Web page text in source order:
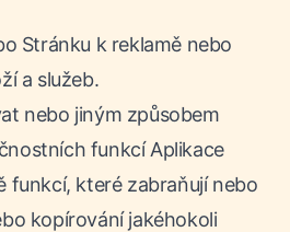
Stránku k reklamě nebo
a služeb.
nebo jiným způsobem
funkcí Aplikace
funkcí, které zabraňují nebo
kopírování jakéhokoli